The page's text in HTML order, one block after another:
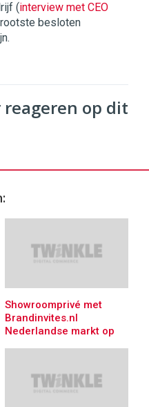
(interview met CEO
besloten
op dit
Showroomprivé met
Brandinvites.nl
Nederlandse markt op